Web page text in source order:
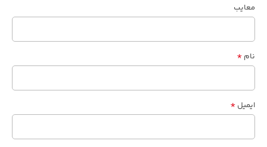
معایب
نام *
ایمیل *